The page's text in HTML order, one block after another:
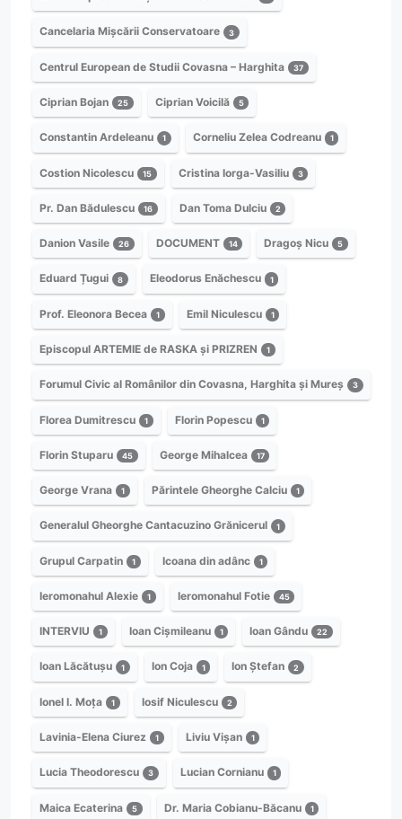
Cancelaria Mișcării Conservatoare 3
Centrul European de Studii Covasna – Harghita 37
Ciprian Bojan 25 Ciprian Voicilă 5
Constantin Ardeleanu 1 Corneliu Zelea Codreanu 1
Costion Nicolescu 15 Cristina Iorga-Vasiliu 3
Pr. Dan Bădulescu 16 Dan Toma Dulciu 2
Danion Vasile 26 DOCUMENT 14 Dragoș Nicu 5
Eduard Țugui 8 Eleodorus Enăchescu 1
Prof. Eleonora Becea 1 Emil Niculescu 1
Episcopul ARTEMIE de RASKA și PRIZREN 1
Forumul Civic al Românilor din Covasna, Harghita și Mureș 3
Florea Dumitrescu 1 Florin Popescu 1
Florin Stuparu 45 George Mihalcea 17
George Vrana 1 Părintele Gheorghe Calciu 1
Generalul Gheorghe Cantacuzino Grănicerul 1
Grupul Carpatin 1 Icoana din adânc 1
Ieromonahul Alexie 1 Ieromonahul Fotie 45
INTERVIU 1 Ioan Cișmileanu 1 Ioan Gându 22
Ioan Lăcătușu 1 Ion Coja 1 Ion Ștefan 2
Ionel I. Moța 1 Iosif Niculescu 2
Lavinia-Elena Ciurez 1 Liviu Vișan 1
Lucia Theodorescu 3 Lucian Cornianu 1
Maica Ecaterina 5 Dr. Maria Cobianu-Băcanu 1